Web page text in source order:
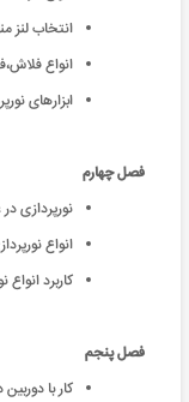
انتخاب لنز
انواع
ابزارهای
فصل چهارم
نورپردازی
انواع
کاربرد
فصل پنجم
کار با